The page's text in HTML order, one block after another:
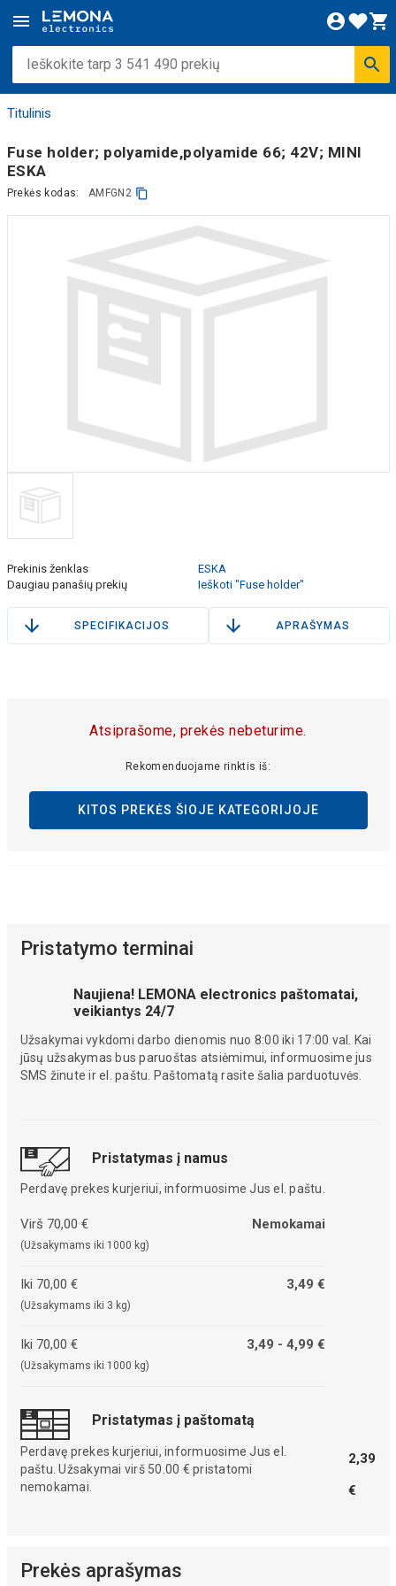
Titulinis
Fuse holder; polyamide,polyamide 66; 42V; MINI
ESKA
Prekės kodas: AMFGN2
Prekinis ženklas
ESKA
Daugiau panašių prekių
Ieškoti "Fuse holder"
SPECIFIKACIJOS APRAŠYMAS
Atsiprašome, prekės nebeturime.
Rekomenduojame rinktis iš:
KITOS PREKĖS ŠIOJE KATEGORIJOJE
Pristatymo terminai
Naujiena! LEMONA electronics paštomatai,
veikiantys 24/7
Užsakymai vykdomi darbo dienomis nuo 8:00 iki 17:00 val. Kai
jūsų užsakymas bus paruoštas atsiėmimui, informuosime jus
SMS žinute ir el. paštu. Paštomatą rasite šalia parduotuvės.
Pristatymas į namus
Perdavę prekes kurjeriui, informuosime Jus el. paštu.
Virš 70,00 €
(Užsakymams iki 1000 kg)
Nemokamai
Iki 70,00 €
(Užsakymams iki 3 kg)
3,49 €
Iki 70,00 €
(Užsakymams iki 1000 kg)
3,49 - 4,99 €
Pristatymas į paštomatą
Perdavę prekes kurjeriui, informuosime Jus el.
paštu. Užsakymai virš 50.00 € pristatomi
nemokamai.
2,39
€
Prekės aprašymas